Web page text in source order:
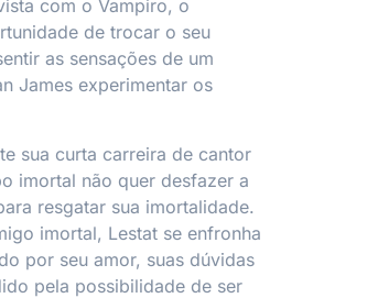
com o Vampiro, o
de trocar o seu
as sensações de um
James experimentar os
sua curta carreira de cantor
imortal não quer desfazer a
resgatar sua imortalidade.
imortal, Lestat se enfronha
por seu amor, suas dúvidas
pela possibilidade de ser